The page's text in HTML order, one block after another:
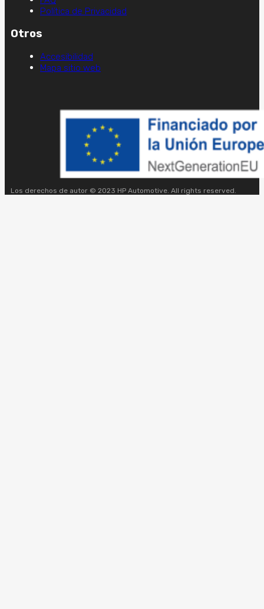
Política de Privacidad
Otros
Accesibilidad
Mapa sitio web
Los derechos de autor © 2023 HP Automotive. All rights reserved.